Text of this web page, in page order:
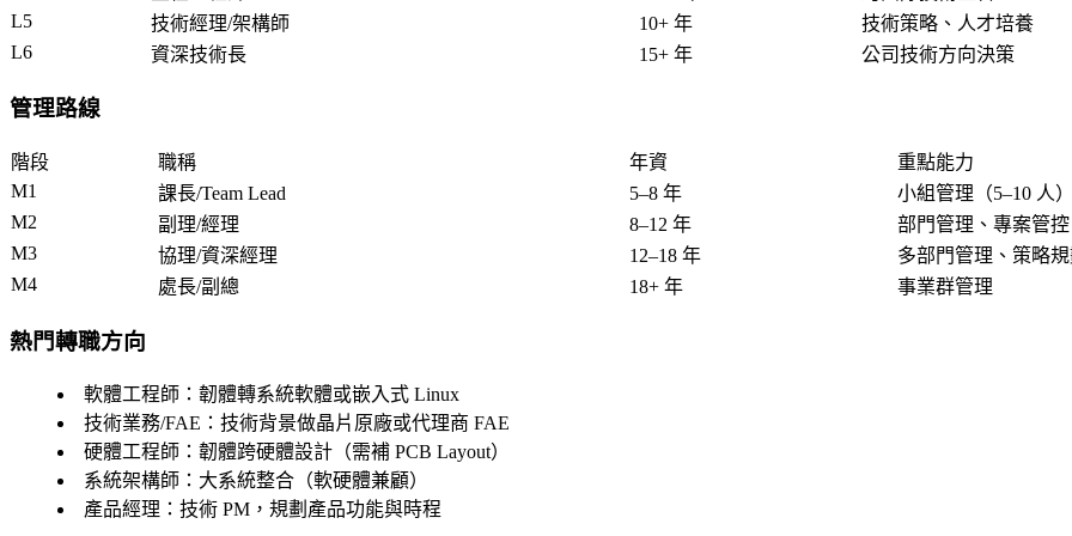
L5
技術經理/架構師 10+ 年
技術策略、人才培養
L6
資深技術長 15+ 年 公司技術方向決策
管理路線
階段 職稱 年資
重點能力
M1
課長/Team Lead 5–8 年
小組管理（5–10 人
M2
副理/經理 8–12 年
部門管理、專案管控
M3
協理/資深經理 12–18 年
多部門管理、策略
M4
處長/副總 18+ 年 事業群管理
熱門轉職方向
軟體工程師 ：韌體轉系統軟體或嵌入式 Linux
技術業務/FAE ：技術背景做晶片原廠或代理商 FAE
硬體工程師 ：韌體跨硬體設計（需補 PCB Layout）
系統架構師 ：大系統整合（軟硬體兼顧）
產品經理 ：技術 PM，規劃產品功能與時程